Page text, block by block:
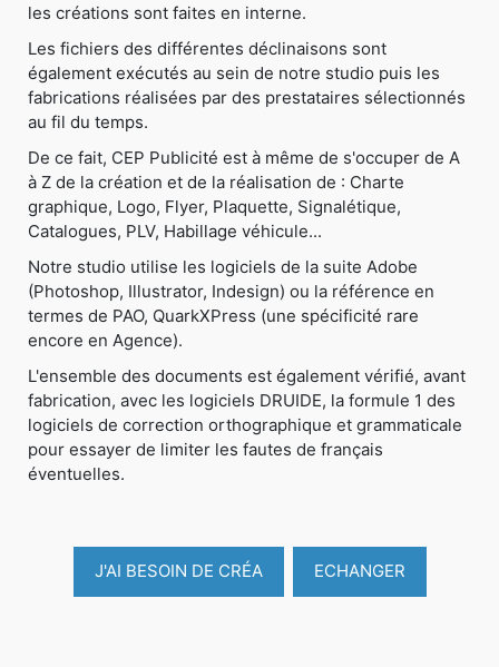
les créations sont faites en interne.
Les fichiers des différentes déclinaisons sont
également exécutés au sein de notre studio puis les
fabrications réalisées par des prestataires sélectionnés
au fil du temps.
De ce fait, CEP Publicité est à même de s'occuper de A
à Z de la création et de la réalisation de : Charte
graphique, Logo, Flyer, Plaquette, Signalétique,
Catalogues, PLV, Habillage véhicule...
Notre studio utilise les logiciels de la suite Adobe
(Photoshop, Illustrator, Indesign) ou la référence en
termes de PAO, QuarkXPress (une spécificité rare
encore en Agence).
L'ensemble des documents est également vérifié, avant
fabrication, avec les logiciels DRUIDE, la formule 1 des
logiciels de correction orthographique et grammaticale
pour essayer de limiter les fautes de français
éventuelles.
J'AI BESOIN DE CRÉA ECHANGER